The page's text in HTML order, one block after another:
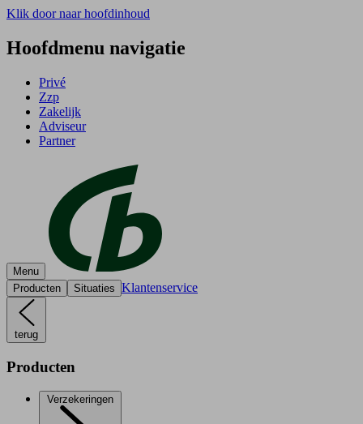
Klik door naar hoofdinhoud
Hoofdmenu navigatie
Privé
Zzp
Zakelijk
Adviseur
Partner
Menu
Producten
Situaties Klantenservice
terug
Producten
Verzekeringen